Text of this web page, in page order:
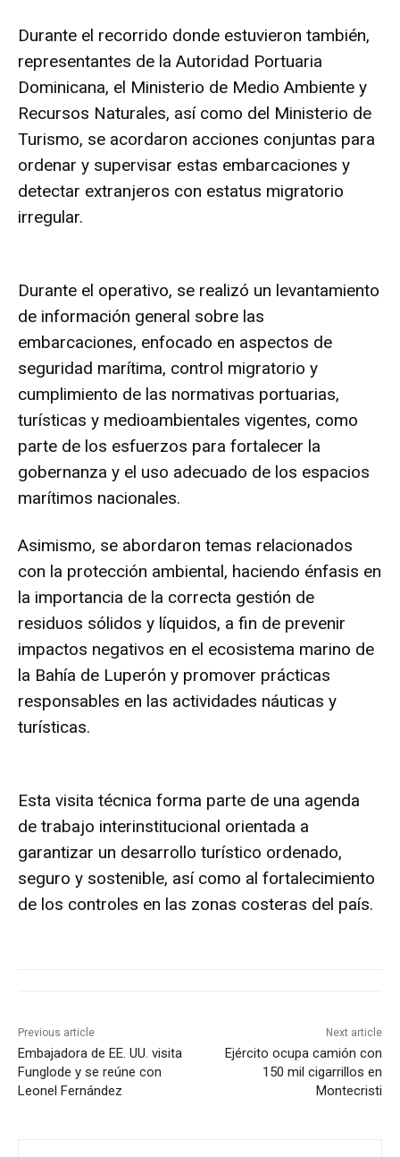
Durante el recorrido donde estuvieron también,
representantes de la Autoridad Portuaria
Dominicana, el Ministerio de Medio Ambiente y
Recursos Naturales, así como del Ministerio de
Turismo, se acordaron acciones conjuntas para
ordenar y supervisar estas embarcaciones y
detectar extranjeros con estatus migratorio
irregular.
Durante el operativo, se realizó un levantamiento
de información general sobre las
embarcaciones, enfocado en aspectos de
seguridad marítima, control migratorio y
cumplimiento de las normativas portuarias,
turísticas y medioambientales vigentes, como
parte de los esfuerzos para fortalecer la
gobernanza y el uso adecuado de los espacios
marítimos nacionales.
Asimismo, se abordaron temas relacionados
con la protección ambiental, haciendo énfasis en
la importancia de la correcta gestión de
residuos sólidos y líquidos, a fin de prevenir
impactos negativos en el ecosistema marino de
la Bahía de Luperón y promover prácticas
responsables en las actividades náuticas y
turísticas.
Esta visita técnica forma parte de una agenda
de trabajo interinstitucional orientada a
garantizar un desarrollo turístico ordenado,
seguro y sostenible, así como al fortalecimiento
de los controles en las zonas costeras del país.
Previous article
Embajadora de EE. UU. visita
Funglode y se reúne con
Leonel Fernández
Next article
Ejército ocupa camión con
150 mil cigarrillos en
Montecristi